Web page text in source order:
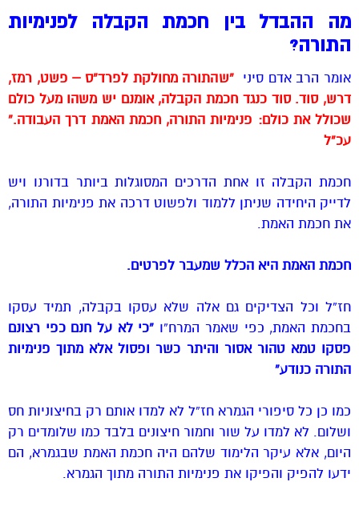
מה ההבדל בין חכמת הקבלה לפנימיות
התורה?
אומר הרב אדם סיני “שהתורה מחולקת לפרד”ס – פשט, רמז,
דרש, סוד. סוד כנגד חכמת הקבלה, אומנם יש משהו מעל כולם
שכולל את כולם: פנימיות התורה, חכמת האמת דרך העבודה.”
עכ”ל
חכמת הקבלה זו אחת הדרכים המסוגלות ביותר בדורנו ויש
לדייק היחידה שניתן ללמוד ולפשוט דרכה את פנימיות התורה,
את חכמת האמת.
חכמת האמת היא הכלל שמעבר לפרטים.
חז”ל וכל הצדיקים גם אלה שלא עסקו בקבלה, תמיד עסקו
בחכמת האמת, כפי שאמר המרח”ו “כי לא על חנם כפי רצונם
פסקו טמא טהור אסור והיתר כשר ופסול אלא מתוך פנימיות
התורה כנודע”
כמו כן כל סיפורי הגמרא חז”ל לא למדו אותם רק בחיצוניות חס
ושלום. לא למדו על שור וחמור חיצונים בלבד כמו שלומדים רק
היום, אלא עיקר הלימוד שלהם היה חכמת האמת שבגמרא, הם
ידעו להפיק והפיקו את פנימיות התורה מתוך הגמרא.